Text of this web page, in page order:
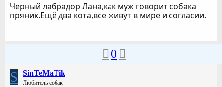
Черный лабрадор Лана,как муж говорит собака
пряник.Ещё два кота,все живут в мире и согласии.
0
S SinTeMaTik
Любитель собак